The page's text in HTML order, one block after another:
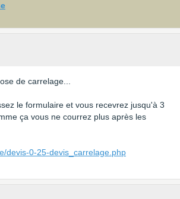
de carrelage...
le formulaire et vous recevrez jusqu'à 3
ça vous ne courrez plus après les
devis-0-25-devis_carrelage.php